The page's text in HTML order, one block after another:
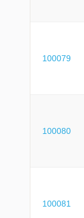
100079
100080
100081